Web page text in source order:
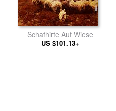
Schafhirte Auf Wiese
US $101.13+